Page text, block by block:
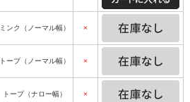
ミンク（ノーマル幅） ×
トープ（ノーマル幅） ×
トープ（ナロー幅） ×